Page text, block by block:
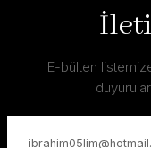
E-bülten